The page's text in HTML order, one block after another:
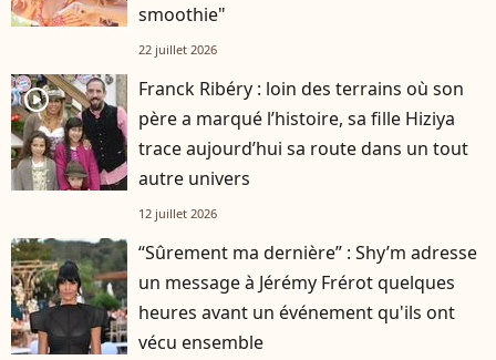
smoothie"
22 juillet 2026
player2
Franck Ribéry : loin des terrains où son
père a marqué l’histoire, sa fille Hiziya
trace aujourd’hui sa route dans un tout
autre univers
12 juillet 2026
“Sûrement ma dernière” : Shy’m adresse
un message à Jérémy Frérot quelques
heures avant un événement qu'ils ont
vécu ensemble